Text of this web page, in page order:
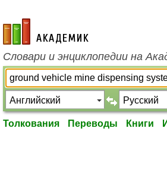
academic.ru
Словари и энциклопедии на
Толкования Переводы Книги